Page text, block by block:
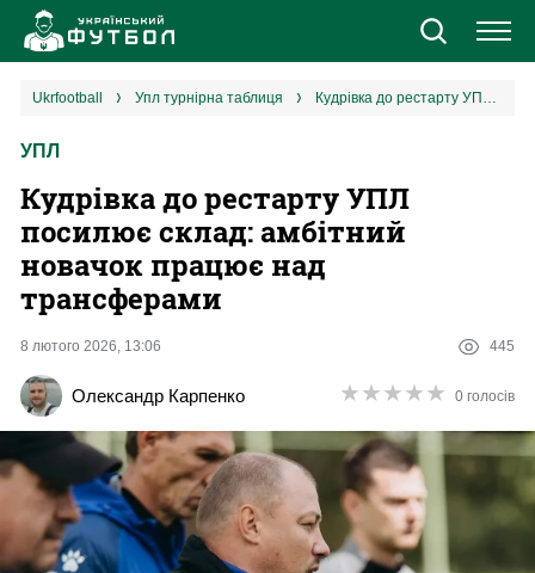
Новини
Єврокубки
УПЛ
2 ліга
Різне
Букмекери
ukrfootball упл турнірна таблиця Кудрівка до рестарту УПЛ посилює склад: амбітний новачок працює над трансферами
УПЛ
Кудрівка до рестарту УПЛ
посилює склад: амбітний
новачок працює над
трансферами
8 лютого 2026, 13:06 445
Олександр Карпенко ★★★★★
★★★★★ 0 голосів